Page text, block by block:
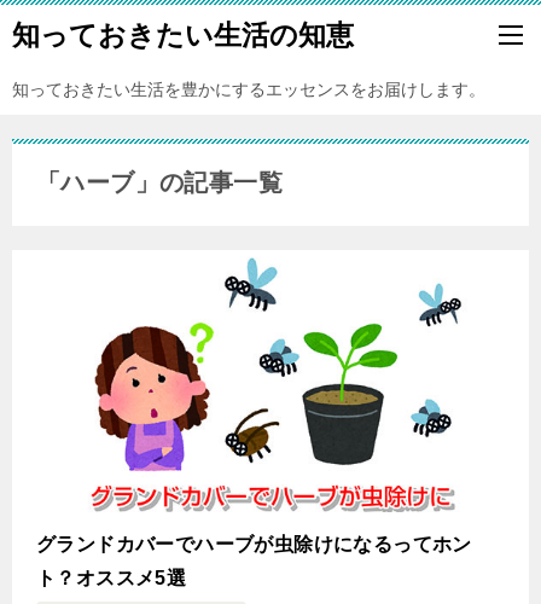
知っておきたい生活の知恵
知っておきたい生活を豊かにするエッセンスをお届けします。
「ハーブ」の記事一覧
グランドカバーでハーブが虫除けになるってホン
ト？オススメ5選